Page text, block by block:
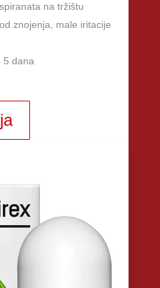
na tržištu
znojenja, male iritacije
5 dana